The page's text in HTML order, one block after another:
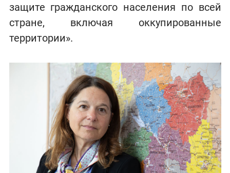
защите гражданского населения по всей
стране, включая оккупированные
территории».